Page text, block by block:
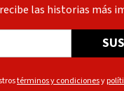
las historias más
términos y condicionesy